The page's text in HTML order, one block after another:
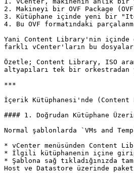
2. Makineyi bir OVF Package
3. Kütüphane içinde yeni bir
4. Bu OVF formatındaki
Yani Content Library'nin içinde
farklı vCenter'ların bu
Özetle; Content Library, ISO
altyapıları tek bir
***
İçerik Kütüphanesi'nde
#### 1. Doğrudan Kütüphane
Normal şablonlarda `VMs and
* vCenter menüsünden Content
* İlgili kütüphanenin içine
* Şablona sağ tıkladığınızda
Host ve Datastore üzerinde